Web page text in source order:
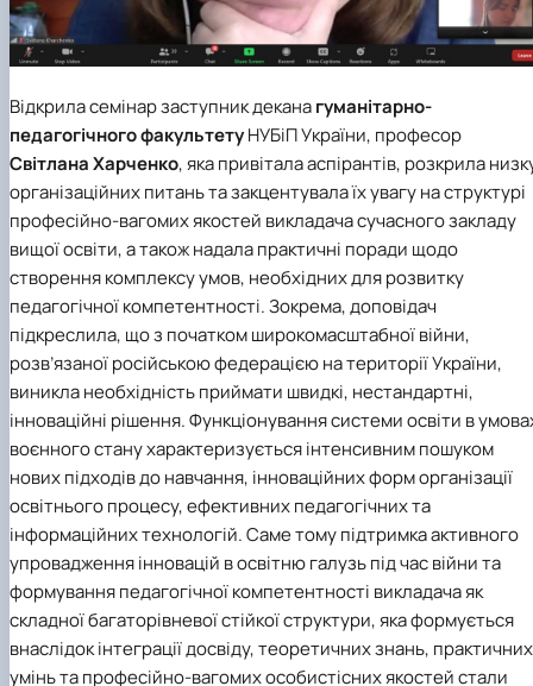
Відкрила семінар заступник деканагуманітарно-
педагогічного факультетуНУБіП України, професор
Світлана Харченко, яка привітала аспірантів, розкрила
організаційних питань та закцентувала їх увагу на структурі
професійно-вагомих якостей викладача сучасного закладу
вищої освіти, а також надала практичні поради щодо
створення комплексу умов, необхідних для розвитку
педагогічної компетентності. Зокрема, доповідач
підкреслила, що з початком широкомасштабної війни,
розв’язаної російською федерацією на території України,
виникла необхідність приймати швидкі, нестандартні,
інноваційні рішення. Функціонування системи освіти в
воєнного стану характеризується інтенсивним пошуком
нових підходів до навчання, інноваційних форм організації
освітнього процесу, ефективних педагогічних та
інформаційних технологій. Саме тому підтримка активного
упровадження інновацій в освітню галузь під час війни та
формування педагогічної компетентності викладача як
складної багаторівневої стійкої структури, яка формується
внаслідок інтеграції досвіду, теоретичних знань, практичних
умінь та професійно-вагомих особистісних якостей стали